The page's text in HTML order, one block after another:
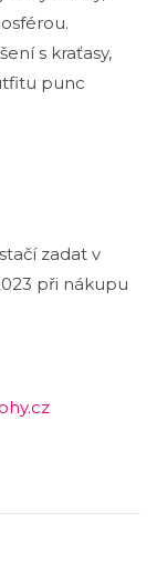
s kraťasy,
punc
zadat v
při nákupu